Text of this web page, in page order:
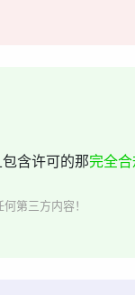
含许可的那完全
第三方内容！